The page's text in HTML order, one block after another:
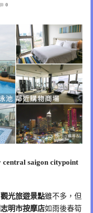
0
saigon citypoint
觀光旅遊景點雖不多，但
明市按摩店如雨後春筍